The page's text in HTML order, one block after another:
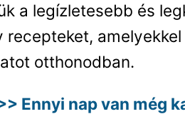
a legízletesebb és
recepteket,
otthonodban.
Ennyi nap van még